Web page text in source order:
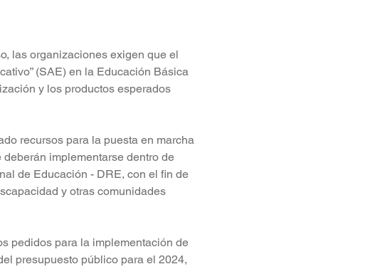
las organizaciones exigen que el
(SAE) en la Educación Básica
y los productos esperados
recursos para la puesta en marcha
implementarse dentro de
de Educación - DRE, con el fin de
y otras comunidades
pedidos para la implementación de
presupuesto público para el 2024,